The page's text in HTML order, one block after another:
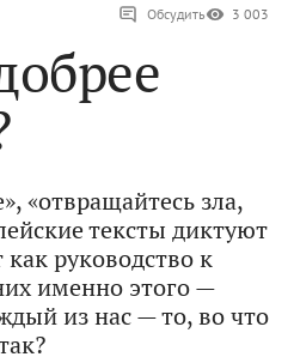
Обсудить 3 003
«отвращайтесь зла,
тексты диктуют
руководство к
именно этого —
из нас — то, во что